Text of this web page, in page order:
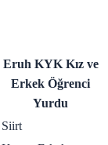
Eruh KYK Kız ve
Erkek Öğrenci
Yurdu
Siirt